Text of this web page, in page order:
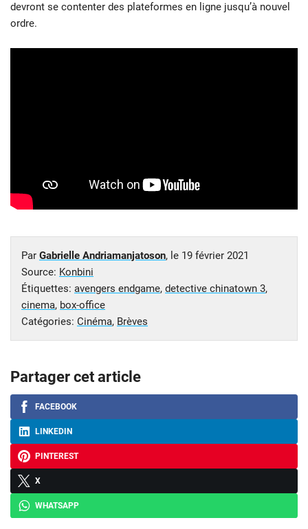
devront se contenter des plateformes en ligne jusqu’à nouvel
ordre.
Par Gabrielle Andriamanjatoson, le 19 février 2021
Source: Konbini
Étiquettes: avengers endgame, detective chinatown 3,
cinema, box-office
Catégories: Cinéma, Brèves
Partager cet article
FACEBOOK
LINKEDIN
PINTEREST
X
WHATSAPP